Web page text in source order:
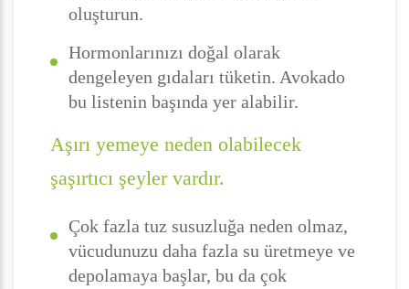
oluşturun.
Hormonlarınızı doğal olarak
dengeleyen gıdaları tüketin. Avokado
bu listenin başında yer alabilir.
Aşırı yemeye neden olabilecek
şaşırtıcı şeyler vardır.
Çok fazla tuz susuzluğa neden olmaz,
vücudunuzu daha fazla su üretmeye ve
depolamaya başlar, bu da çok